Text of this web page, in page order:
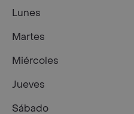
Lunes
Martes
Miércoles
Jueves
Sábado